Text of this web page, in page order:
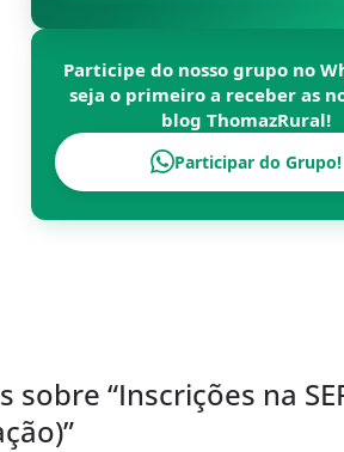
Participe do nosso grupo no
seja o primeiro a receber as
blogThomazRural!
Participar do Grupo!
sobre “Inscrições na
”